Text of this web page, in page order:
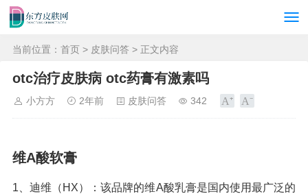
当前位置： 首页 > 皮肤问答 > 正文内容
otc治疗皮肤病 otc药膏有激素吗
小方方 2年前 皮肤问答 342
维A酸软膏
1、迪维（HX）：该品牌的维A酸乳膏是国内使用最广泛的